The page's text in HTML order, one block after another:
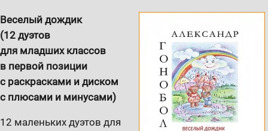
Веселый дождик
(12 дуэтов
для младших классов
в первой позиции
с раскрасками и диском
с плюсами и минусами)
12 маленьких дуэтов для